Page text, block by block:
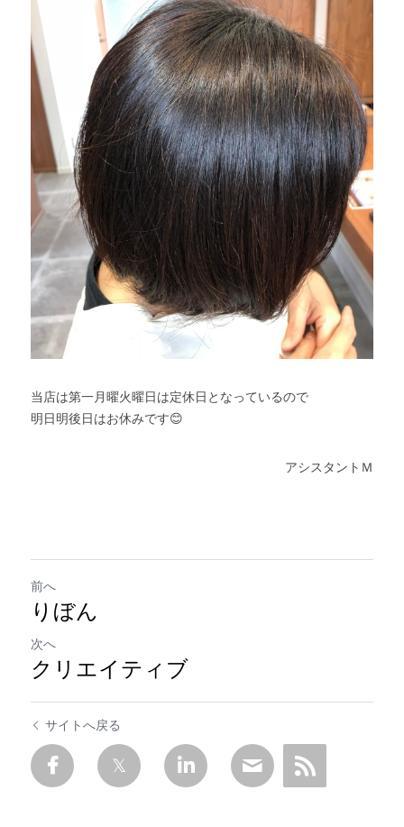
当店は第一月曜火曜日は定休日となっているので
明日明後日はお休みです😊
アシスタントＭ
前へ
りぼん
次へ
クリエイティブ
サイトへ戻る